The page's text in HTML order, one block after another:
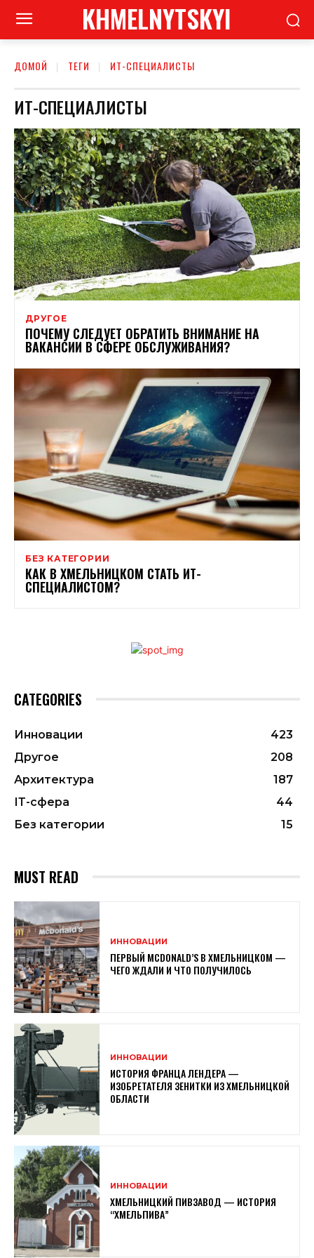
KHMELNYTSKYI
ДОМОЙ ТЕГИ ИТ-СПЕЦИАЛИСТЫ
ИТ-СПЕЦИАЛИСТЫ
ДРУГОЕ
ПОЧЕМУ СЛЕДУЕТ ОБРАТИТЬ ВНИМАНИЕ НА
ВАКАНСИИ В СФЕРЕ ОБСЛУЖИВАНИЯ?
БЕЗ КАТЕГОРИИ
КАК В ХМЕЛЬНИЦКОМ СТАТЬ ИТ-
СПЕЦИАЛИСТОМ?
CATEGORIES
Инновации
423
Другое
208
Архитектура
187
ІТ-сфера
44
Без категории
15
MUST READ
ИННОВАЦИИ
ПЕРВЫЙ MCDONALD’S В ХМЕЛЬНИЦКОМ —
ЧЕГО ЖДАЛИ И ЧТО ПОЛУЧИЛОСЬ
ИННОВАЦИИ
ИСТОРИЯ ФРАНЦА ЛЕНДЕРА —
ИЗОБРЕТАТЕЛЯ ЗЕНИТКИ ИЗ ХМЕЛЬНИЦКОЙ
ОБЛАСТИ
ИННОВАЦИИ
ХМЕЛЬНИЦКИЙ ПИВЗАВОД — ИСТОРИЯ
“ХМЕЛЬПИВА”